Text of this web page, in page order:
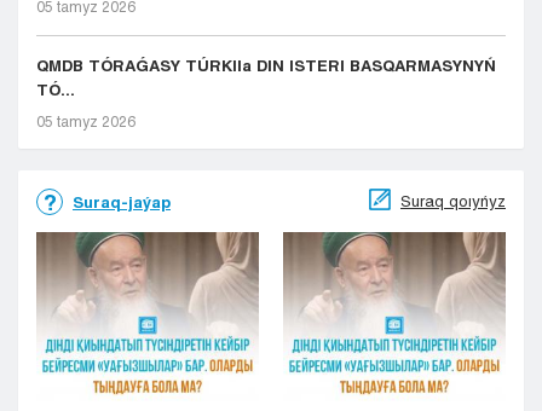
05 tamyz 2026
QMDB TÓRAǴASY TÚRKIIa DIN ISTERI BASQARMASYNYŃ
TÓ...
05 tamyz 2026
Suraq-jaýap Suraq qoıyńyz